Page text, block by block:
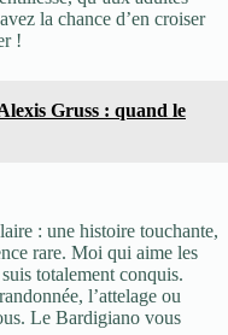
la chance d’en croiser
!
Gruss : quand le
: une histoire touchante,
rare. Moi qui aime les
totalement conquis.
l’attelage ou
Le Bardigiano vous